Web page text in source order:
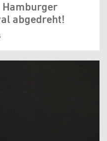
abgedreht!